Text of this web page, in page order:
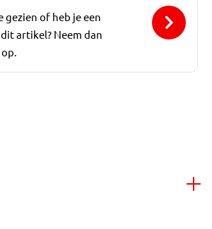
gezien of heb je een
artikel? Neem dan